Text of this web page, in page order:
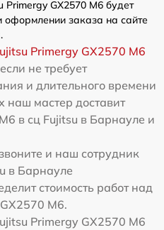
Primergy GX2570 M6 будет
оформлении заказа на сайте
Primergy GX2570 M6
не требует
и длительного времени
наш мастер доставит
в сц Fujitsu в Барнауле и
и наш сотрудник
в Барнауле
стоимость работ над
M6.
Primergy GX2570 M6